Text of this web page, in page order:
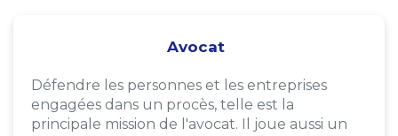
Avocat
Défendre les personnes et les entreprises
engagées dans un procès, telle est la
principale mission de l'avocat. Il joue aussi un